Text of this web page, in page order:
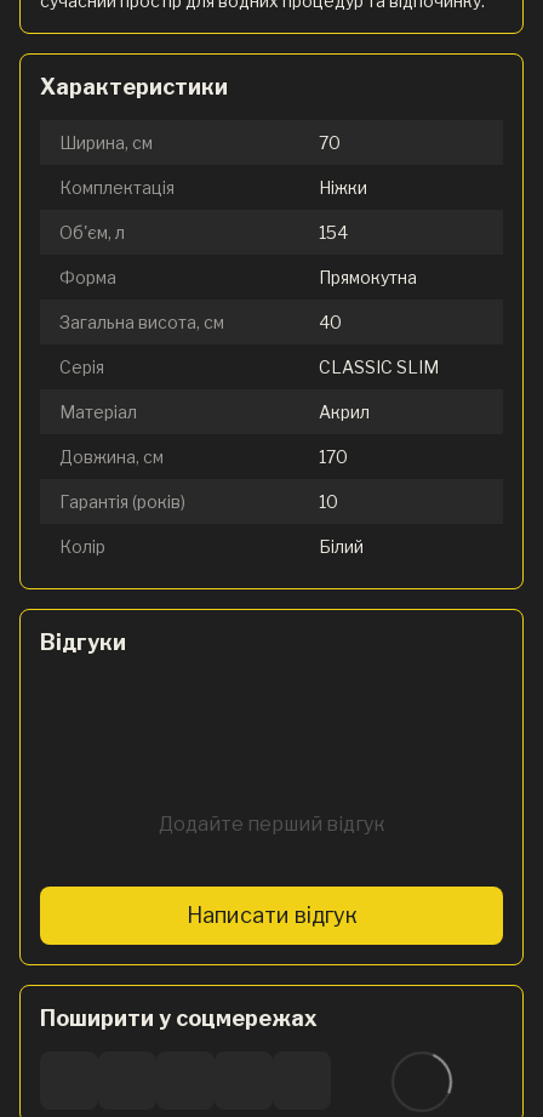
Характеристики
Ширина, см 70
Комплектація Ніжки
Об'єм, л 154
Форма Прямокутна
Загальна висота, см 40
Серія CLASSIC SLIM
Матеріал Акрил
Довжина, см 170
Гарантія (років) 10
Колір Білий
Відгуки
Додайте перший відгук
Написати відгук
Поширити у соцмережах